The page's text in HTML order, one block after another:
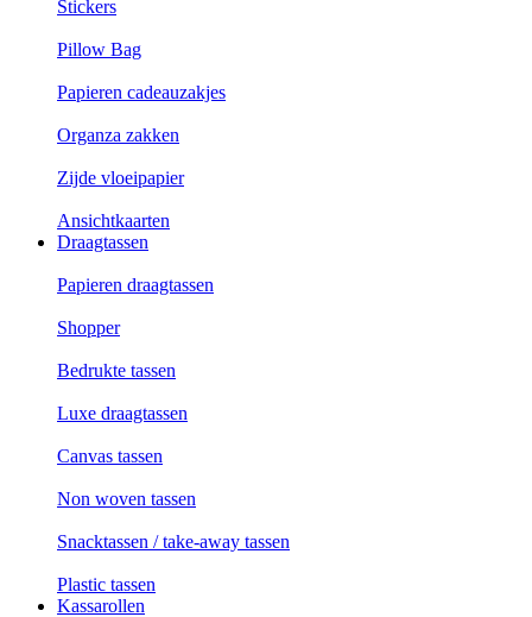
Stickers
Pillow Bag
Papieren cadeauzakjes
Organza zakken
Zijde vloeipapier
Ansichtkaarten
Draagtassen
Papieren draagtassen
Shopper
Bedrukte tassen
Luxe draagtassen
Canvas tassen
Non woven tassen
Snacktassen / take-away tassen
Plastic tassen
Kassarollen